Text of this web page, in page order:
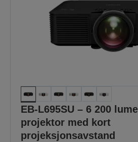
EB-L695SU – 6 200
projektor med kort
projeksjonsavstand